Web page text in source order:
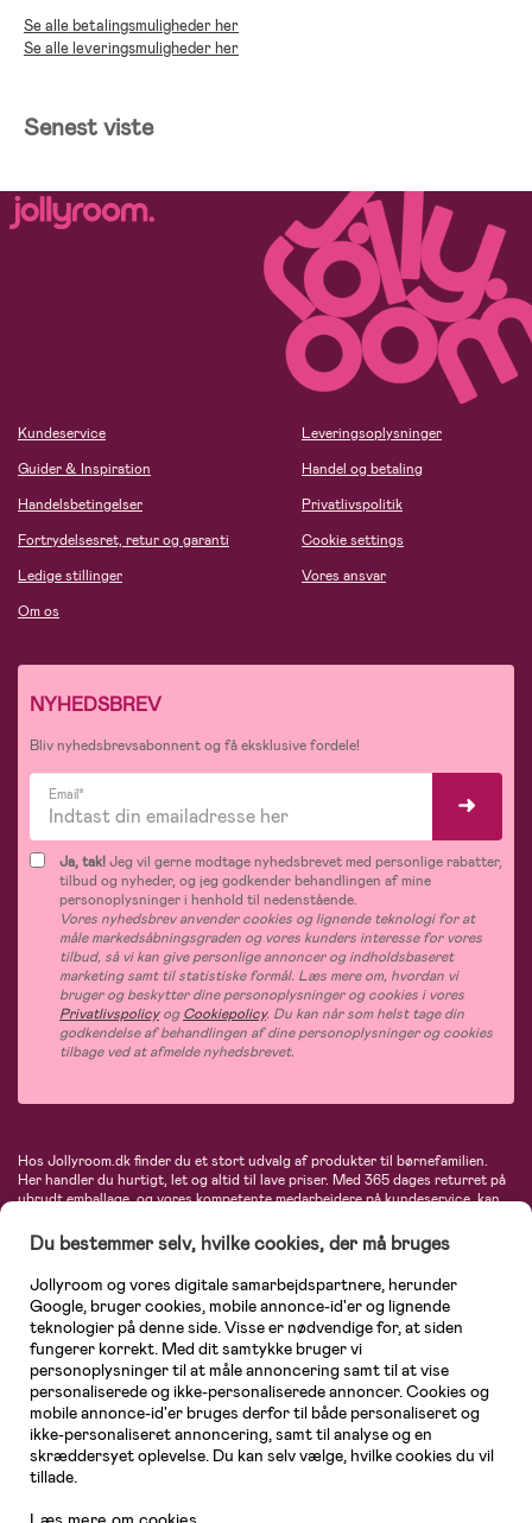
Se alle betalingsmuligheder her
Se alle leveringsmuligheder her
Senest viste
Kundeservice
Guider & Inspiration
Handelsbetingelser
Fortrydelsesret, retur og garanti
Ledige stillinger
Om os
Leveringsoplysninger
Handel og betaling
Privatlivspolitik
Cookie settings
Vores ansvar
NYHEDSBREV
Bliv nyhedsbrevsabonnent og få eksklusive fordele!
Email*
Ja, tak!Jeg vil gerne modtage nyhedsbrevet med personlige rabatter,
tilbud og nyheder, og jeg godkender behandlingen af mine
personoplysninger i henhold til nedenstående.
Vores nyhedsbrev anvender cookies og lignende teknologi for at
måle markedsåbningsgraden og vores kunders interesse for vores
tilbud, så vi kan give personlige annoncer og indholdsbaseret
marketing samt til statistiske formål. Læs mere om, hvordan vi
bruger og beskytter dine personoplysninger og cookies i vores
PrivatlivspolicyogCookiepolicy. Du kan når som helst tage din
godkendelse af behandlingen af dine personoplysninger og cookies
tilbage ved at afmelde nyhedsbrevet.
Hos Jollyroom.dk finder du et stort udvalg af produkter til børnefamilien.
Her handler du hurtigt, let og altid til lave priser. Med 365 dages returret på
ubrudt emballage, og vores kompetente medarbejdere på kundeservice, kan
barnevogne, autostole, børne- og babytøj, produkter til gravide og ammende
mødre, indretning og inspiration, legetøj, babyudstyr og meget mere. Vi
tilbyder produkter fra velkendte varemærker som Britax, Maxi-Cosi, Baby
Jogger, BabyBjörn, Didriksons, KidKraft, Ergobaby, Phillips Avent, Neonate,
Cybex, LEGO og mange flere. Kort sagt - et kæmpe sortiment venter på dig!
Du bestemmer selv, hvilke cookies, der må bruges
Jollyroom og vores digitale samarbejdspartnere, herunder
Google, bruger cookies, mobile annonce-id'er og lignende
teknologier på denne side. Visse er nødvendige for, at siden
fungerer korrekt. Med dit samtykke bruger vi
personoplysninger til at måle annoncering samt til at vise
personaliserede og ikke-personaliserede annoncer. Cookies og
mobile annonce-id'er bruges derfor til både personaliseret og
ikke-personaliseret annoncering, samt til analyse og en
skræddersyet oplevelse. Du kan selv vælge, hvilke cookies du vil
tillade.